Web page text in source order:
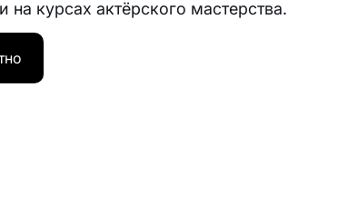
на курсах актёрского мастерства.